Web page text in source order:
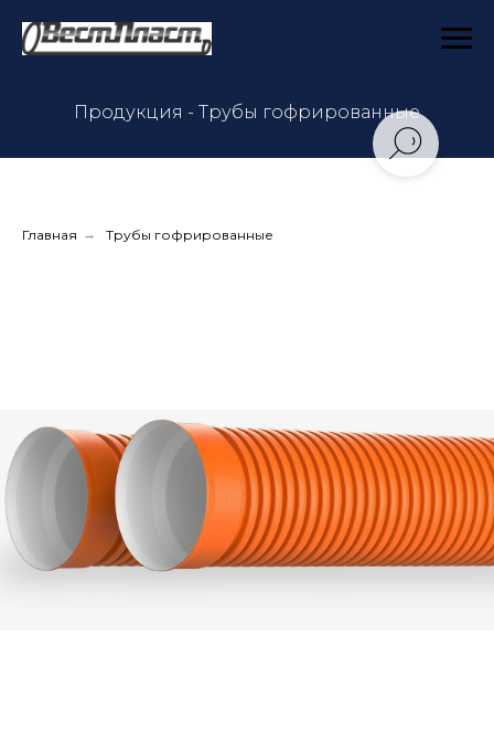
Продукция - Трубы гофрированные
Главная → Трубы гофрированные